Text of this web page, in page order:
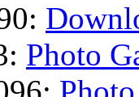
Photo